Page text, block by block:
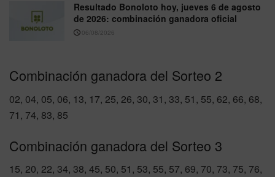
Resultado Bonoloto hoy, jueves 6 de agosto
de 2026: combinación ganadora oficial
06/08/2026
Combinación ganadora del Sorteo 2
02, 04, 05, 06, 13, 17, 25, 26, 30, 31, 33, 51, 55, 62, 66, 68,
71, 74, 83, 85
Combinación ganadora del Sorteo 3
15, 20, 22, 34, 38, 45, 50, 51, 53, 55, 57, 69, 70, 73, 75, 76,